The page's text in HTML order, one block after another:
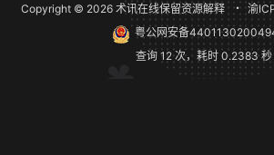
Copyright © 2026术讯在线保留资源解释 ・ 渝
粤公网安备
查询 12 次，耗时 0.2383 秒